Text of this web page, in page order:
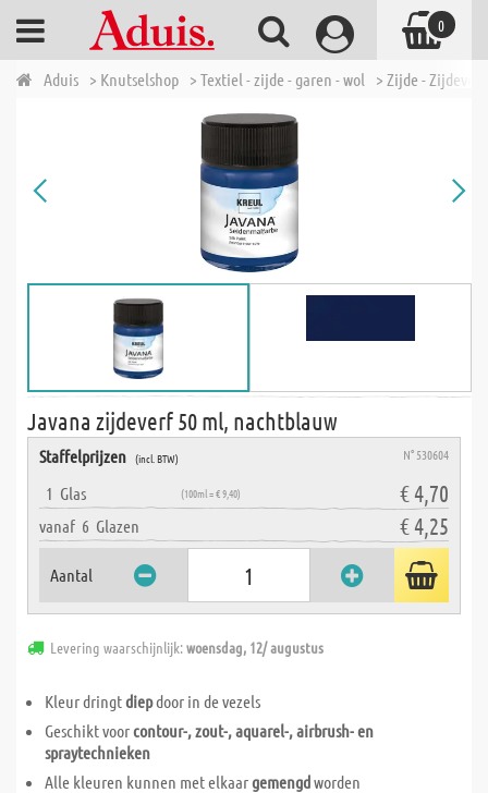
Aduis > Knutselshop > Textiel - zijde - garen - wol > Zijde - Zijdeverf
Javana zijdeverf 50 ml, nachtblauw
Staffelprijzen (incl. BTW) N° 530604
1 Glas (100ml = € 9,40) € 4,70
vanaf 6 Glazen € 4,25
Aantal
Levering waarschijnlijk:woensdag, 12/ augustus
Kleur dringtdiepdoor in de vezels
Geschikt voorcontour-, zout-, aquarel-, airbrush- en
spraytechnieken
Alle kleuren kunnen met elkaargemengdworden
0